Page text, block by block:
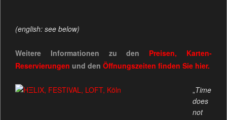
(english: see below)
Weitere Informationen zu den Preisen, Karten-
Reservierungen und den Öffnungszeiten finden Sie hier.
„Time
does
not